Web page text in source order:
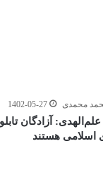
محمدی 1402-05-27
علم‌الهدی: آزادگان
اسلامی هستند